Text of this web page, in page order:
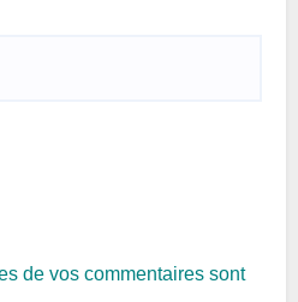
de vos commentaires sont